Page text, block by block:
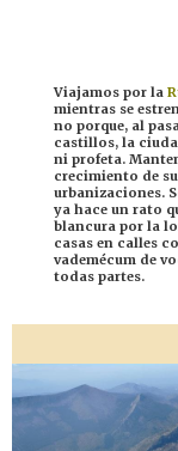
Viajamos por la
mientras se
no porque, al
castillos, la
ni profeta.
crecimiento de
urbanizaciones.
ya hace un rato
blancura por la
casas en calles
vademécum de
todas partes.